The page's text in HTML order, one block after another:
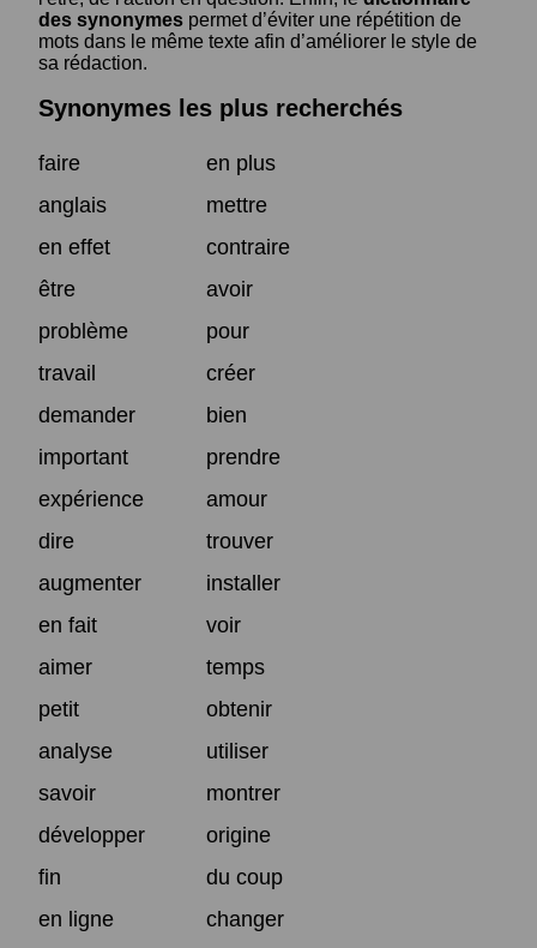
des synonymes permet d’éviter une répétition de
mots dans le même texte afin d’améliorer le style de
sa rédaction.
Synonymes les plus recherchés
faire
en plus
anglais
mettre
en effet
contraire
être
avoir
problème
pour
travail
créer
demander
bien
important
prendre
expérience
amour
dire
trouver
augmenter
installer
en fait
voir
aimer
temps
petit
obtenir
analyse
utiliser
savoir
montrer
développer
origine
fin
du coup
en ligne
changer